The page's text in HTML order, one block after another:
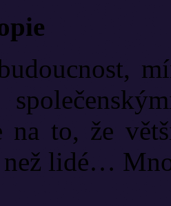
na to, že
než lidé…